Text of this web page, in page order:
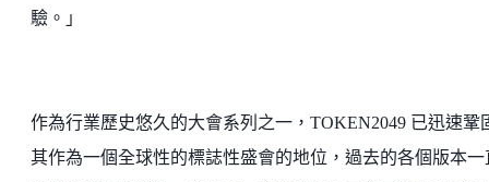
驗。」
作為行業歷史悠久的大會系列之一，TOKEN2049 已迅速鞏
其作為一個全球性的標誌性盛會的地位，過去的各個版本一